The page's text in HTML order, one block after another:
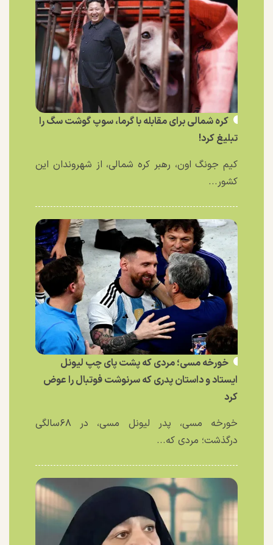
کره شمالی برای مقابله با گرما، سوپ گوشت سگ را
تبلیغ کرد!
کیم جونگ اون، رهبر کره شمالی، از شهروندان این
کشور...
خورخه مسی؛ مردی که پشت پای چپ لیونل
ایستاد و داستان پدری که سرنوشت فوتبال را عوض
کرد
خورخه مسی، پدر لیونل مسی، در ۶۸سالگی
درگذشت؛ مردی که...